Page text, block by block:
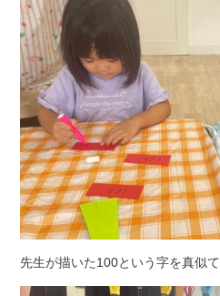
先生が描いた100という字を真似